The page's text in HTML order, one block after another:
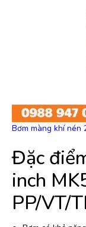
Bơm màng khí nén
Đặc
inch
PP/VT/